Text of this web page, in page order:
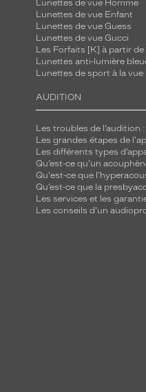
Lunettes de vue Homme
Lunettes de vue Enfant
Lunettes de vue Guess
Lunettes de vue Gucci
Les Forfaits [K] à partir
Lunettes anti-lumière
Lunettes de sport à la vue
AUDITION
Les troubles de l’audition
Les grandes étapes de
Les différents types
Qu’est-ce qu'un
Qu'est-ce que
Qu’est-ce que la
Les services et les
Les conseils d'un